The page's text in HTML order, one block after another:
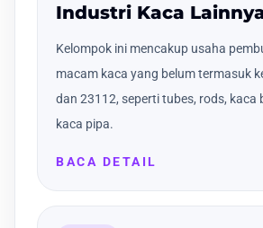
Industri Kaca
Kelompok ini mencakup usaha
macam kaca yang belum termasuk
dan 23112, seperti tubes, rods, kaca
kaca pipa.
BACA DETAIL